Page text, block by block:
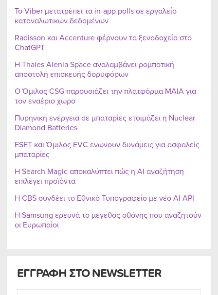
ΕΓΓΡΑΦΗ ΣΤΟ NEWSLETTER
Το Viber μετατρέπει τα in-app polls σε εργαλείο
καταναλωτικών δεδομένων
Radisson και Accenture φέρνουν τα ξενοδοχεία στο
ChatGPT
Η Thales Alenia Space αναλαμβάνει ρομποτική
αποστολή επισκευής δορυφόρων
Ο Όμιλος CSG παρουσιάζει την πλατφόρμα MAIA για
τον εναέριο χώρο
Πυρηνική ενέργεια σε μπαταρίες ετοιμάζει η Nuclear
Diamond Batteries
ESET και Όμιλος EVC ενώνουν δυνάμεις για ασφαλείς
μπαταρίες
Η Search Magic αποκαλύπτει πώς η AI αναζήτηση
επιλέγει προϊόντα
Η CBS συνδέει το Εθνικό Τυπογραφείο με νέο AI API
Η Samsung ερευνά το μέγεθος οθόνης που αναζητούν
οι Ευρωπαίοι